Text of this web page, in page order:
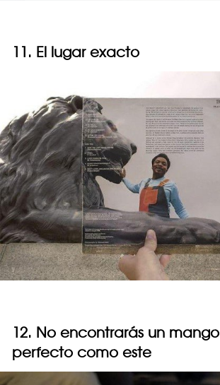
11. El lugar exacto
12. No encontrarás un
perfecto como este